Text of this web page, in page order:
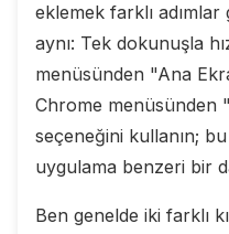
eklemek farklı
aynı: Tek dokunuşla
menüsünden "Ana
Chrome menüsünden
seçeneğini kullanın;
uygulama benzeri bir
Ben genelde iki farklı